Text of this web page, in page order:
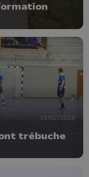
18/02/2026
trébuche